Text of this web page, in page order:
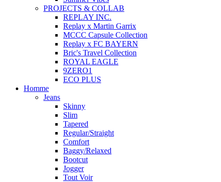
PROJECTS & COLLAB
REPLAY INC.
Replay x Martin Garrix
MCCC Capsule Collection
Replay x FC BAYERN
Bric's Travel Collection
ROYAL EAGLE
9ZERO1
ECO PLUS
Homme
Jeans
Skinny
Slim
Tapered
Regular/Straight
Comfort
Baggy/Relaxed
Bootcut
Jogger
Tout Voir